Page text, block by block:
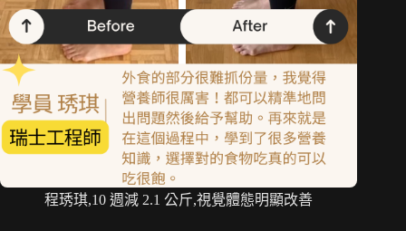
程琇琪,10 週減 2.1 公斤,視覺體態明顯改善